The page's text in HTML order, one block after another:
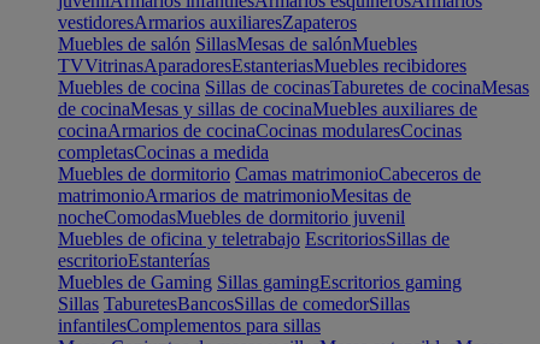
vestidoresArmarios auxiliaresZapateros
Muebles de salón SillasMesas de salónMuebles
TVVitrinasAparadoresEstanteriasMuebles recibidores
Muebles de cocina Sillas de cocinasTaburetes de cocinaMesas
de cocinaMesas y sillas de cocinaMuebles auxiliares de
cocinaArmarios de cocinaCocinas modularesCocinas
completasCocinas a medida
Muebles de dormitorio Camas matrimonioCabeceros de
matrimonioArmarios de matrimonioMesitas de
nocheComodasMuebles de dormitorio juvenil
Muebles de oficina y teletrabajo EscritoriosSillas de
escritorioEstanterías
Muebles de Gaming Sillas gamingEscritorios gaming
Sillas TaburetesBancosSillas de comedorSillas
infantilesComplementos para sillas